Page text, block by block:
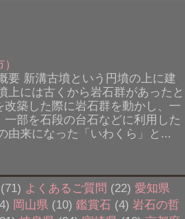
要 新溝古墳という円墳の上に建
上には古くから岩石群があったと
築した際に岩石群を動かし、一
部を石段の台石などに利用した
由来になった「いわくら」と...
(71) よくあるご質問 (22) 愛知県
岡山県 (10) 鑑賞石 (4) 岩石の哲